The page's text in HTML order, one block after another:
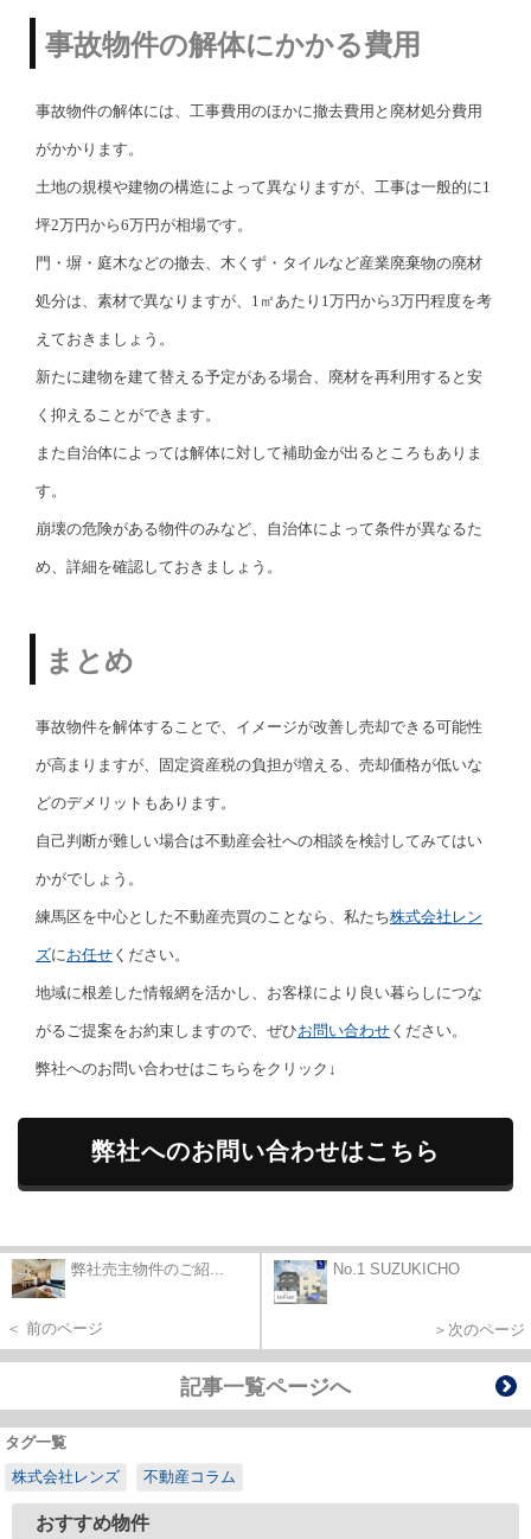
事故物件の解体にかかる費用
事故物件の解体には、工事費用のほかに撤去費用と廃材処分費用
がかかります。
土地の規模や建物の構造によって異なりますが、工事は一般的に1
坪2万円から6万円が相場です。
門・塀・庭木などの撤去、木くず・タイルなど産業廃棄物の廃材
処分は、素材で異なりますが、1㎡あたり1万円から3万円程度を考
えておきましょう。
新たに建物を建て替える予定がある場合、廃材を再利用すると安
く抑えることができます。
また自治体によっては解体に対して補助金が出るところもありま
す。
崩壊の危険がある物件のみなど、自治体によって条件が異なるた
め、詳細を確認しておきましょう。
まとめ
事故物件を解体することで、イメージが改善し売却できる可能性
が高まりますが、固定資産税の負担が増える、売却価格が低いな
どのデメリットもあります。
自己判断が難しい場合は不動産会社への相談を検討してみてはい
かがでしょう。
練馬区を中心とした不動産売買のことなら、私たち株式会社レン
ズにお任せ ください。
地域に根差した情報網を活かし、お客様により良い暮らしにつな
がるご提案をお約束しますので、ぜひお問い合わせ ください。
弊社へのお問い合わせはこちらをクリック↓
弊社へのお問い合わせはこちら
弊社売主物件のご紹...
＜ 前のページ
No.1 SUZUKICHO
＞次のページ
記事一覧ページへ
タグ一覧
株式会社レンズ
不動産コラム
おすすめ物件